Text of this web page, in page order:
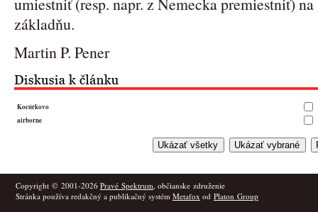
základňu.
Martin P. Pener
Kocúrkovo
airborne
Copyright © 2001-2026 Pravé Spektrum, občianske združenie
Stránka používa redakčný a publikačný systém Metafox od Platon Group